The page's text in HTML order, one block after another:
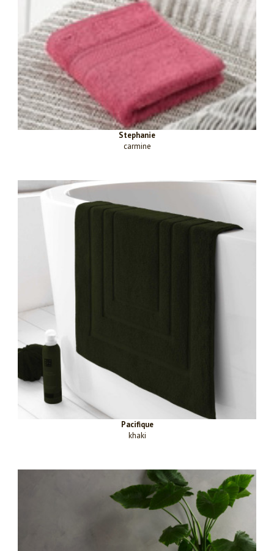
Stephanie
carmine
Pacifique
khaki